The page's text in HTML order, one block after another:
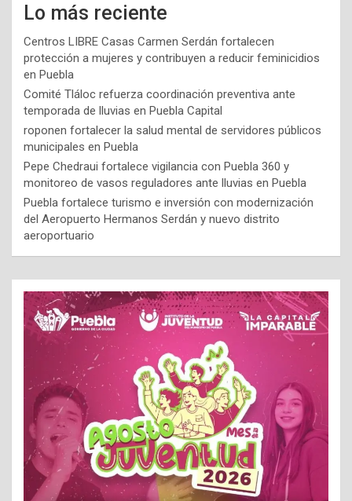
Lo más reciente
Centros LIBRE Casas Carmen Serdán fortalecen
protección a mujeres y contribuyen a reducir feminicidios
en Puebla
Comité Tláloc refuerza coordinación preventiva ante
temporada de lluvias en Puebla Capital
roponen fortalecer la salud mental de servidores públicos
municipales en Puebla
Pepe Chedraui fortalece vigilancia con Puebla 360 y
monitoreo de vasos reguladores ante lluvias en Puebla
Puebla fortalece turismo e inversión con modernización
del Aeropuerto Hermanos Serdán y nuevo distrito
aeroportuario